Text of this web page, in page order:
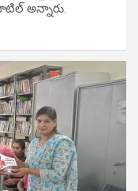
అన్నారు.